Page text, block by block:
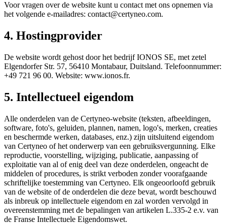
Voor vragen over de website kunt u contact met ons opnemen via
het volgende e-mailadres: contact@certyneo.com.
4. Hostingprovider
De website wordt gehost door het bedrijf IONOS SE, met zetel
Elgendorfer Str. 57, 56410 Montabaur, Duitsland. Telefoonnummer:
+49 721 96 00. Website: www.ionos.fr.
5. Intellectueel eigendom
Alle onderdelen van de Certyneo-website (teksten, afbeeldingen,
software, foto's, geluiden, plannen, namen, logo's, merken, creaties
en beschermde werken, databases, enz.) zijn uitsluitend eigendom
van Certyneo of het onderwerp van een gebruiksvergunning. Elke
reproductie, voorstelling, wijziging, publicatie, aanpassing of
exploitatie van al of enig deel van deze onderdelen, ongeacht de
middelen of procedures, is strikt verboden zonder voorafgaande
schriftelijke toestemming van Certyneo. Elk ongeoorloofd gebruik
van de website of de onderdelen die deze bevat, wordt beschouwd
als inbreuk op intellectuele eigendom en zal worden vervolgd in
overeenstemming met de bepalingen van artikelen L.335-2 e.v. van
de Franse Intellectuele Eigendomswet.